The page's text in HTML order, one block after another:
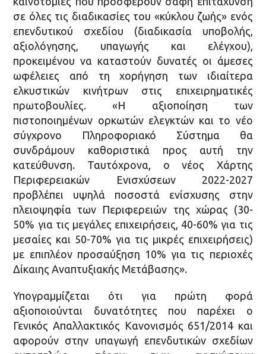
σε όλες τις διαδικασίες του «κύκλου ζωής» ενός
επενδυτικού σχεδίου (διαδικασία υποβολής,
αξιολόγησης, υπαγωγής και ελέγχου),
προκειμένου να καταστούν δυνατές οι άμεσες
ωφέλειες από τη χορήγηση των ιδιαίτερα
ελκυστικών κινήτρων στις επιχειρηματικές
πρωτοβουλίες. «Η αξιοποίηση των
πιστοποιημένων ορκωτών ελεγκτών και το νέο
σύγχρονο Πληροφοριακό Σύστημα θα
συνδράμουν καθοριστικά προς αυτή την
κατεύθυνση. Ταυτόχρονα, ο νέος Χάρτης
Περιφερειακών Ενισχύσεων 2022-2027
προβλέπει υψηλά ποσοστά ενίσχυσης στην
πλειοψηφία των Περιφερειών της χώρας (30-
50% για τις μεγάλες επιχειρήσεις, 40-60% για τις
μεσαίες και 50-70% για τις μικρές επιχειρήσεις)
με επιπλέον προσαύξηση 10% για τις περιοχές
Δίκαιης Αναπτυξιακής Μετάβασης».
Υπογραμμίζεται ότι για πρώτη φορά
αξιοποιούνται δυνατότητες που παρέχει ο
Γενικός Απαλλακτικός Κανονισμός 651/2014 και
αφορούν στην υπαγωγή επενδυτικών σχεδίων